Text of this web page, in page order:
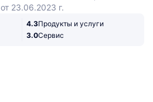
23.06.2023 г.
4.3Продукты и услуги
3.0Сервис